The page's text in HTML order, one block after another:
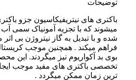
توضیحات
باکتری های نیتریفیکاسیون جزو
میشوند که با تجزیه آمونیاک سمی
شده و با تبدیل به گاز نیتروژن بی
فراهم میکند . همچنین موجب
تخصصی باکتری های مفید موجب
ترین زمان ممکن میگردد .